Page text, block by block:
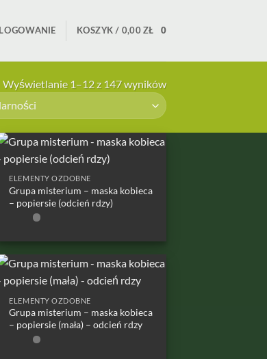
LOGOWANIE KOSZYK / 0,00ZŁ 0
Wyświetlanie 1–12 z 147 wynikówPosortowane
według
ELEMENTY OZDOBNE
Grupa misterium – maska kobieca
– popiersie (odcień rdzy)
ELEMENTY OZDOBNE
Grupa misterium – maska kobieca
– popiersie (mała) – odcień rdzy